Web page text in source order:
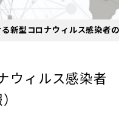
新型コロナウィルス感染者
ウィルス感染者